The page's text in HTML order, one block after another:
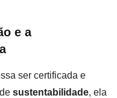
e a
ser certificada e
sustentabilidade, ela